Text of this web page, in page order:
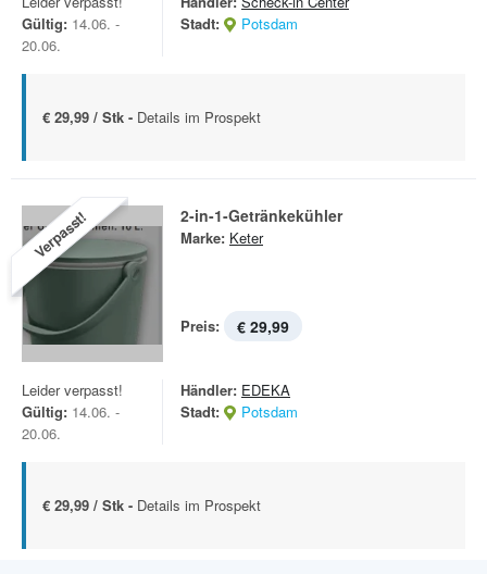
Gültig: 14.06. -
20.06.
Stadt:
Potsdam
€ 29,99 / Stk - Details im Prospekt
Verpasst! 2-in-1-Getränkekühler
Marke: Keter
Preis: € 29,99
Leider verpasst!
Gültig: 14.06. -
20.06.
Händler: EDEKA
Stadt:
Potsdam
€ 29,99 / Stk - Details im Prospekt